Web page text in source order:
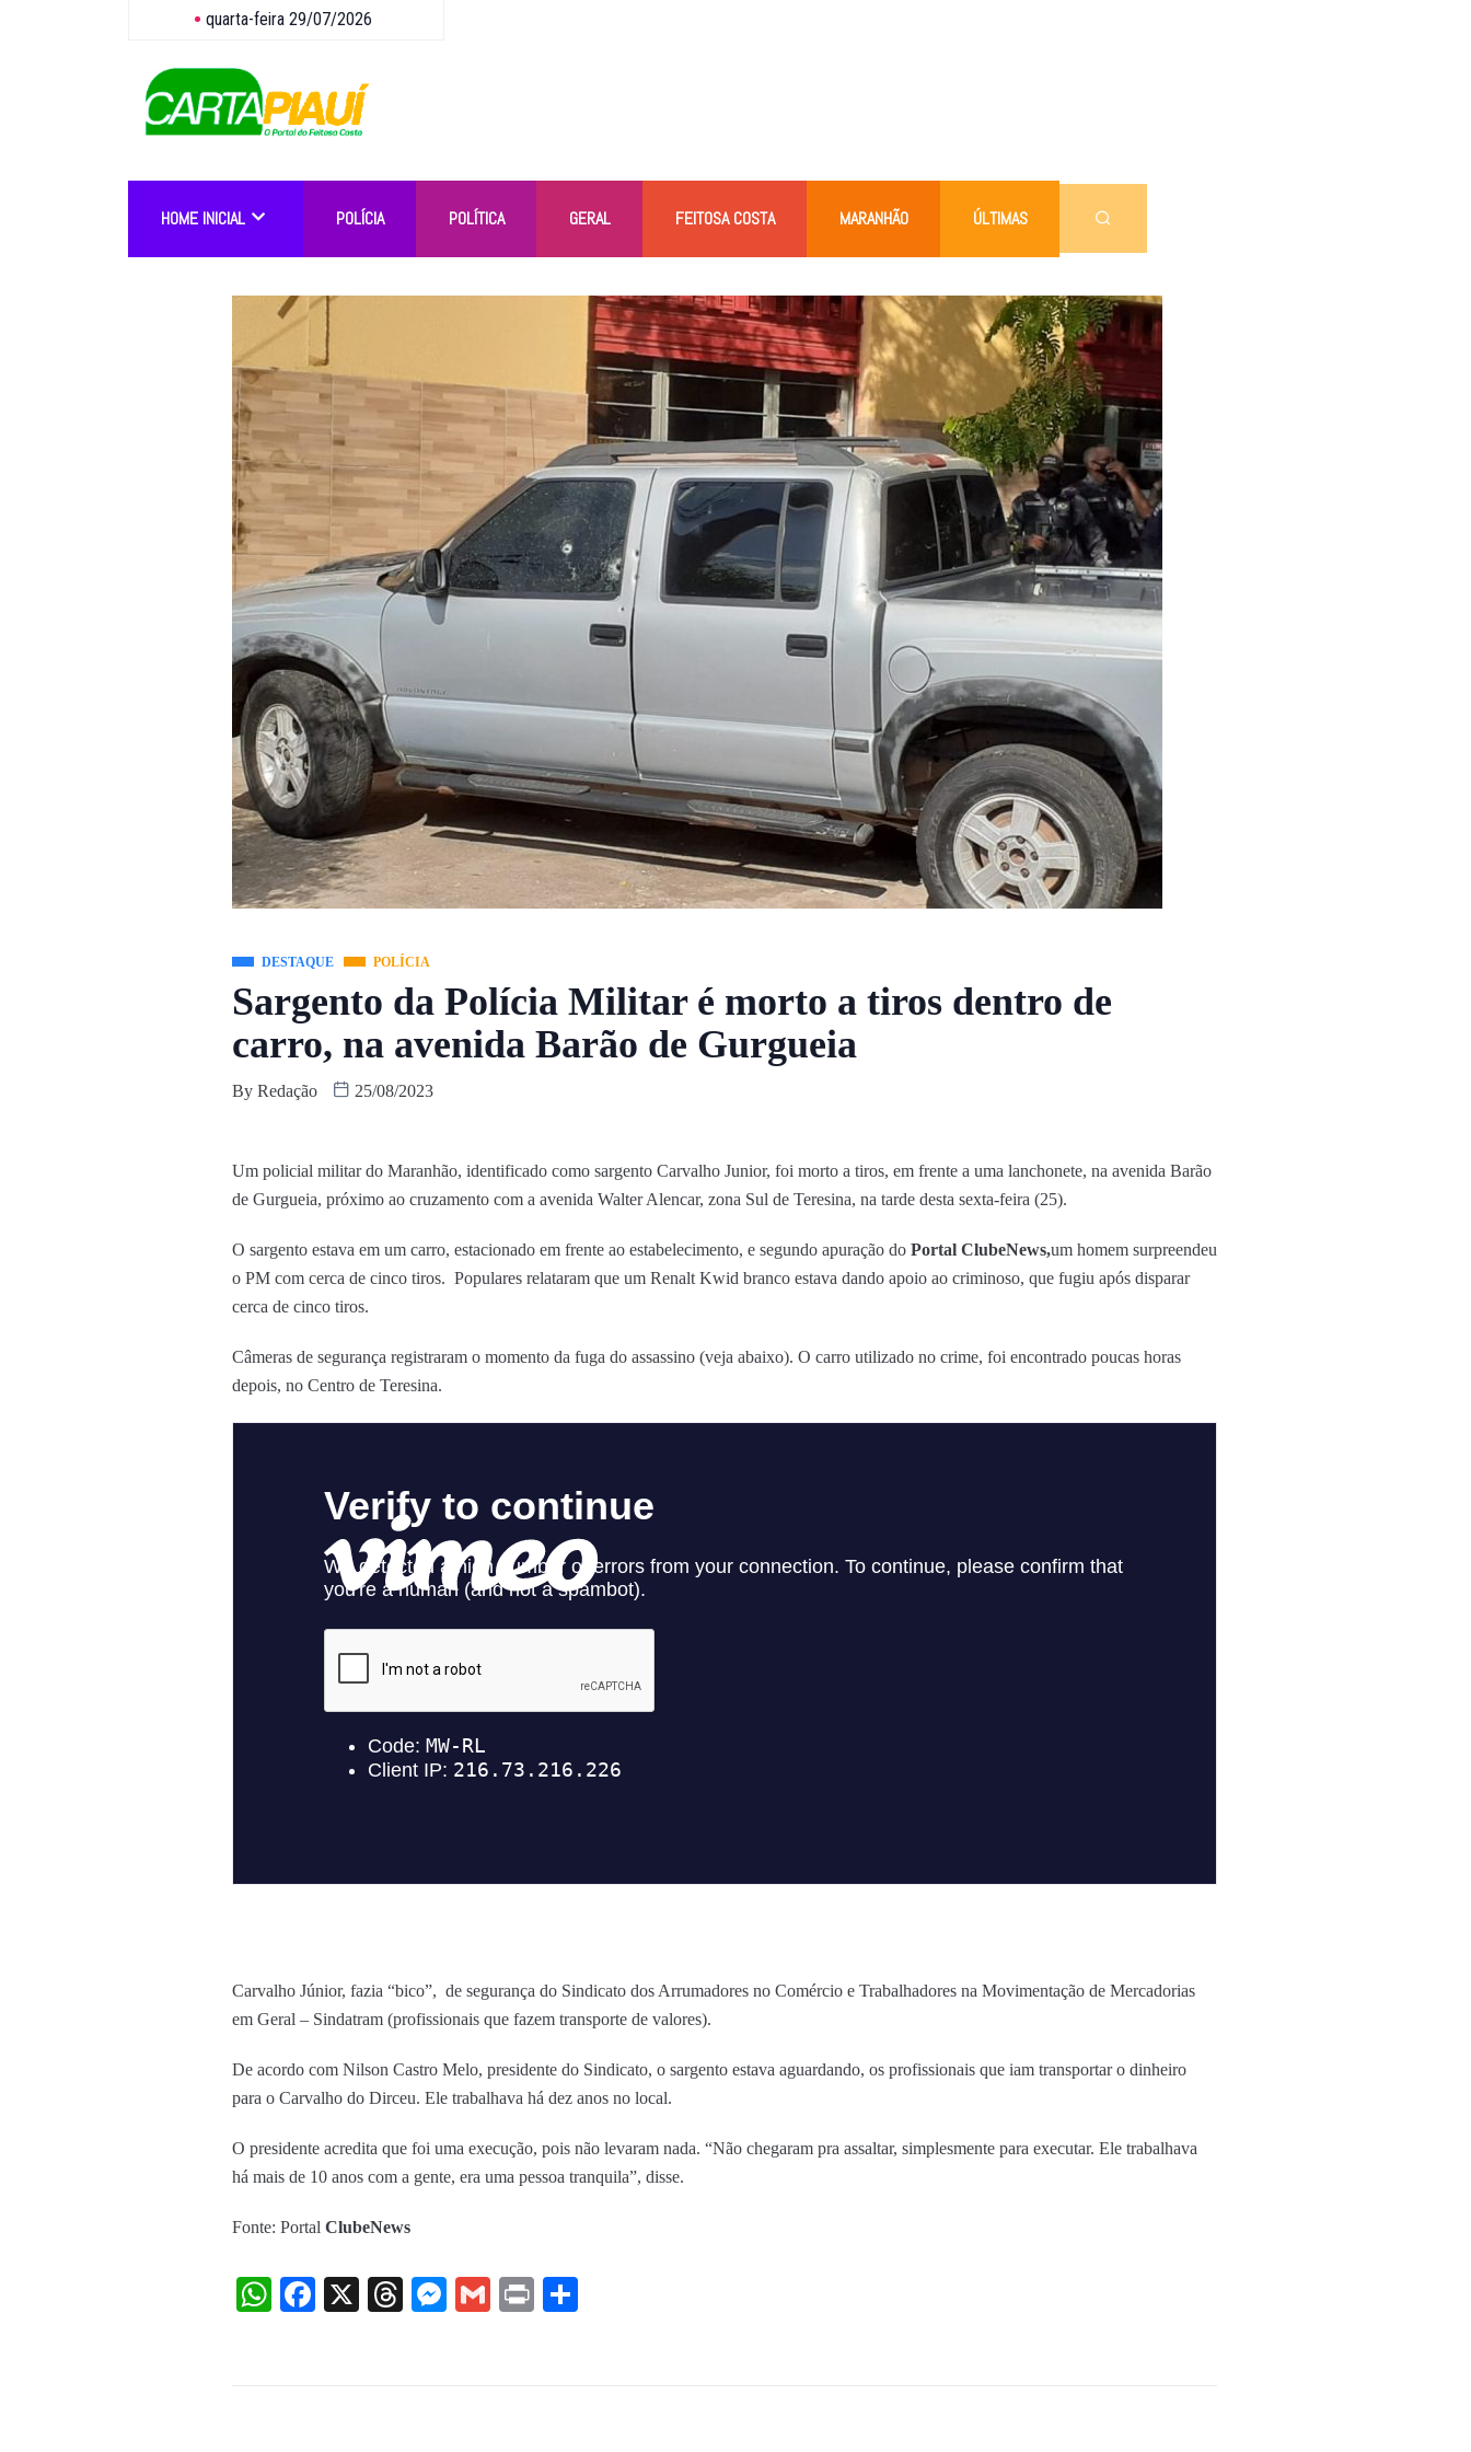
quarta-feira 29/07/2026
HOME INICIAL POLÍCIA POLÍTICA GERAL FEITOSA COSTA MARANHÃO ÚLTIMAS
DESTAQUE POLÍCIA
Sargento da Polícia Militar é morto a tiros dentro de
carro, na avenida Barão de Gurgueia
By Redação 25/08/2023
Um policial militar do Maranhão, identificado como sargento Carvalho Junior, foi morto a tiros, em frente a uma lanchonete, na avenida Barão
de Gurgueia, próximo ao cruzamento com a avenida Walter Alencar, zona Sul de Teresina, na tarde desta sexta-feira (25).
O sargento estava em um carro, estacionado em frente ao estabelecimento, e segundo apuração do Portal ClubeNews,um homem surpreendeu
o PM com cerca de cinco tiros. Populares relataram que um Renalt Kwid branco estava dando apoio ao criminoso, que fugiu após disparar
cerca de cinco tiros.
Câmeras de segurança registraram o momento da fuga do assassino (veja abaixo). O carro utilizado no crime, foi encontrado poucas horas
depois, no Centro de Teresina.
Carvalho Júnior, fazia “bico”, de segurança do Sindicato dos Arrumadores no Comércio e Trabalhadores na Movimentação de Mercadorias
em Geral – Sindatram (profissionais que fazem transporte de valores).
De acordo com Nilson Castro Melo, presidente do Sindicato, o sargento estava aguardando, os profissionais que iam transportar o dinheiro
para o Carvalho do Dirceu. Ele trabalhava há dez anos no local.
O presidente acredita que foi uma execução, pois não levaram nada. “Não chegaram pra assaltar, simplesmente para executar. Ele trabalhava
há mais de 10 anos com a gente, era uma pessoa tranquila”, disse.
Fonte: Portal ClubeNews
WhatsApp
Facebook
X Threads
Messenger
Gmail
Print